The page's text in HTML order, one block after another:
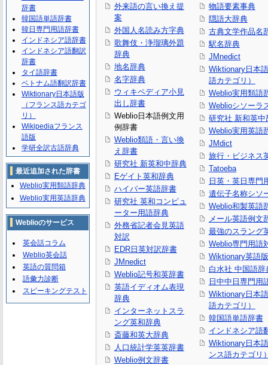
外来語の言い換え提
案
外国人名読み方字典
歌舞伎・浄瑠璃外題
辞典
地名辞典
名字辞典
ウィキペディア小見
出し辞書
Weblio日本語例文用
例辞書
Weblio類語・言い換
え辞書
研究社 新英和中辞典
Eゲイト英和辞典
ハイパー英語辞書
研究社 英和コンピュ
ーター用語辞典
外務省記者会見英語
対訳
EDR日英対訳辞書
JMnedict
Weblio記号和英辞書
英語イディオム表現
辞典
インターネットスラ
ング英和辞典
斎藤和英大辞典
人口統計学英英辞書
Weblio例文辞書
物語要素事典
隠語大辞典
古典文学作品名
駅名辞典
JMnedict
Wiktionary日本
語カテゴリ）
Weblio実用類語
Weblioシソーラ
研究社 新和英中
Weblio実用英語
JMdict
旅行・ビジネス
Tatoeba
日英・英日専門
遺伝子名称シソ
Weblio和製英語
メール英語例文
最強のスラング
Weblio専門用語
Wiktionary英語版
白水社 中国語辞
日中中日専門用
Wiktionary日本
語カテゴリ）
韓国語単語辞書
インドネシア語
Wiktionary日本
ンス語カテゴリ
辞書
韓国語単語辞書
韓日専門用語辞書
インドネシア語辞書
インドネシア語翻訳
辞書
タイ語辞書
ベトナム語翻訳辞書
Wiktionary日本語版
（フランス語カテゴ
リ）
Wikipediaフランス
語版
学研全訳古語辞典
最近追加された辞書
Weblio実用類語辞典
Weblio実用英語辞典
Weblioのサービス
英会話コラム
Weblio英会話
英語の質問箱
語彙力診断
スピーキングテスト